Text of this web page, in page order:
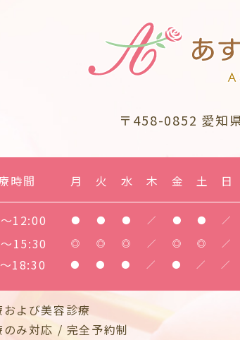
〒458-0852 愛知
時間 月 火 水 木 金 土 日
12:00 ● ● ● ／ ● ● ／
15:30 ◎ ◎ ◎ ／ ◎ ◎ ／
18:30 ● ● ● ／ ● ／ ／
よび美容診療
み対応 / 完全予約制